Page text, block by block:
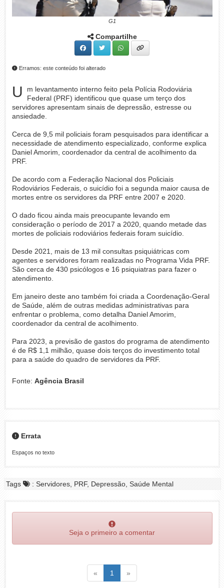
G1
Compartilhe
Erramos: este conteúdo foi alterado
U
m levantamento interno feito pela Polícia Rodoviária
Federal (PRF) identificou que quase um terço dos
servidores apresentam sinais de depressão, estresse ou
ansiedade.
Cerca de 9,5 mil policiais foram pesquisados para identificar a
necessidade de atendimento especializado, conforme explica
Daniel Amorim, coordenador da central de acolhimento da
PRF.
De acordo com a Federação Nacional dos Policiais
Rodoviários Federais, o suicídio foi a segunda maior causa de
mortes entre os servidores da PRF entre 2007 e 2020.
O dado ficou ainda mais preocupante levando em
consideração o período de 2017 a 2020, quando metade das
mortes de policiais rodoviários federais foram suicídio.
Desde 2021, mais de 13 mil consultas psiquiátricas com
agentes e servidores foram realizadas no Programa Vida PRF.
São cerca de 430 psicólogos e 16 psiquiatras para fazer o
atendimento.
Em janeiro deste ano também foi criada a Coordenação-Geral
de Saúde, além de outras medidas administrativas para
enfrentar o problema, como detalha Daniel Amorim,
coordenador da central de acolhimento.
Para 2023, a previsão de gastos do programa de atendimento
é de R$ 1,1 milhão, quase dois terços do investimento total
para a saúde do quadro de servidores da PRF.
Fonte: Agência Brasil
Errata
Espaços no texto
Tags : Servidores, PRF, Depressão, Saúde Mental
Seja o primeiro a comentar
« Voltar1 (atual)
»